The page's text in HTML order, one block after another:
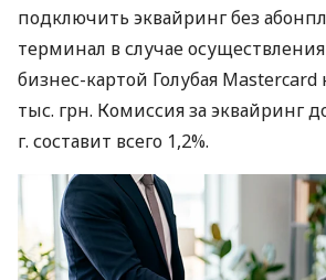
подключить эквайринг без
терминал в случае
бизнес-картой Голубая Mastercard
тыс. грн. Комиссия за эквайринг
г. составит всего 1,2%.